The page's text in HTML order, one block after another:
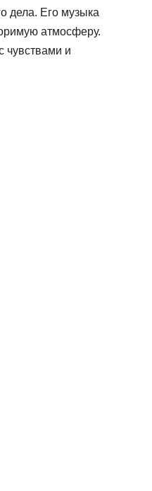
дела. Его музыка
атмосферу.
чувствами и